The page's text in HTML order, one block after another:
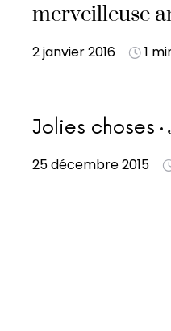
merveilleuse
2 janvier 2016 1
Jolies choses
25 décembre 2015